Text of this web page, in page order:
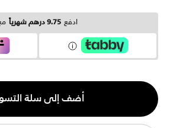
ادفع 9.75 درهم شهرياً
الكمية
1
أضف إلى سلة